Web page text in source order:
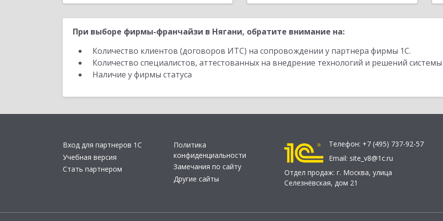
При выборе фирмы-франчайзи в Нягани, обратите внимание на:
Количество клиентов (договоров ИТС) на сопровождении у партнера фирмы 1С.
Количество специалистов, аттестованных на внедрение технологий и решений
Наличие у фирмы статуса
Вход для партнеров 1С
Учебная версия
Стать партнером
Политика
конфиденциальности
Замечания по сайту
Другие сайты
Телефон: +7 (495) 737-92-57
Email: site_v8@1c.ru
Отдел продаж: г. Москва, улица
Селезнёвская, дом 21